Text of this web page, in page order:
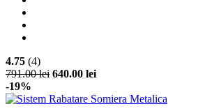
4.75 (4)
791.00 lei 640.00 lei
-19%